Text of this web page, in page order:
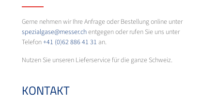
Gerne nehmen wir Ihre Anfrage oder Bestellung online unter
spezialgase@messer.chentgegen oder rufen Sie uns unter
Telefon+41 (0)62 886 41 31 an.
Nutzen Sie unseren Lieferservice für die ganze Schweiz.
KONTAKT